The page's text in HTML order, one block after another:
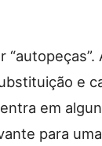
e
em
para